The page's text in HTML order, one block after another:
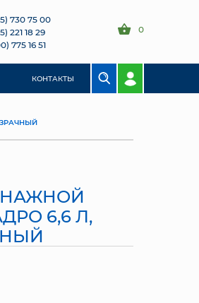
730 75 00
221 18 29
775 16 51
0
КОНТАКТЫ
6,6 Л,